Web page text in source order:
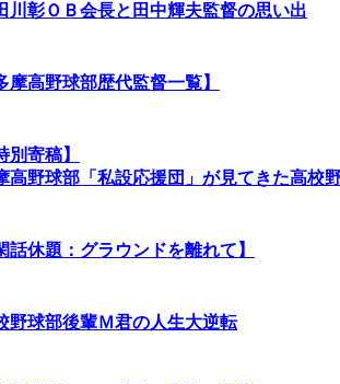
川彰ＯＢ会長と田中輝夫監督の思い出
摩高野球部歴代監督一覧】
別寄稿】
高野球部「私設応援団」が見てきた高校
話休題：グラウンドを離れて】
野球部後輩Ｍ君の人生大逆転